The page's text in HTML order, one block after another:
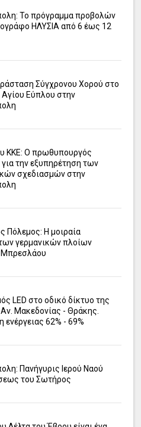
Το πρόγραμμα προβολών
ΗΛΥΣΙΑ από 6 έως 12
Σύγχρονου Χορού στο
Αγίου Εύπλου στην
ΚΚΕ: Ο πρωθυπουργός
την εξυπηρέτηση των
σχεδιασμών στην
Πόλεμος: Η μοιραία
γερμανικών πλοίων
Μπρεσλάου
LED στο οδικό δίκτυο της
Μακεδονίας - Θράκης.
ενέργειας 62% - 69%
Πανήγυρις Ιερού Ναού
του Σωτήρος